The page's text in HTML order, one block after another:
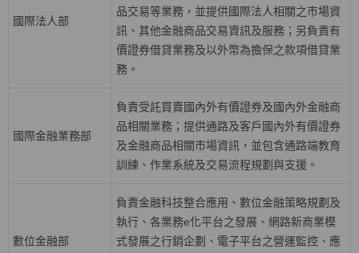
國際法人部
品交易等業務，並提供國際法人相關之巿場資
訊、其他金融商品交易資訊及服務；另負責有
價證券借貸業務及以外幣為擔保之款項借貸業
務。
國際金融業務部
負責受託買賣國內外有價證券及國內外金融商
品相關業務；提供通路及客戶國內外有價證券
及金融商品相關市場資訊，並包含通路端教育
訓練、作業系統及交易流程規劃與支援。
數位金融部
負責金融科技整合應用、數位金融策略規劃及
執行、各業務e化平台之發展、網路新商業模
式發展之行銷企劃、電子平台之營運監控、應